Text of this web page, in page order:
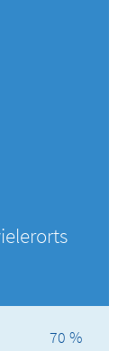
70 %